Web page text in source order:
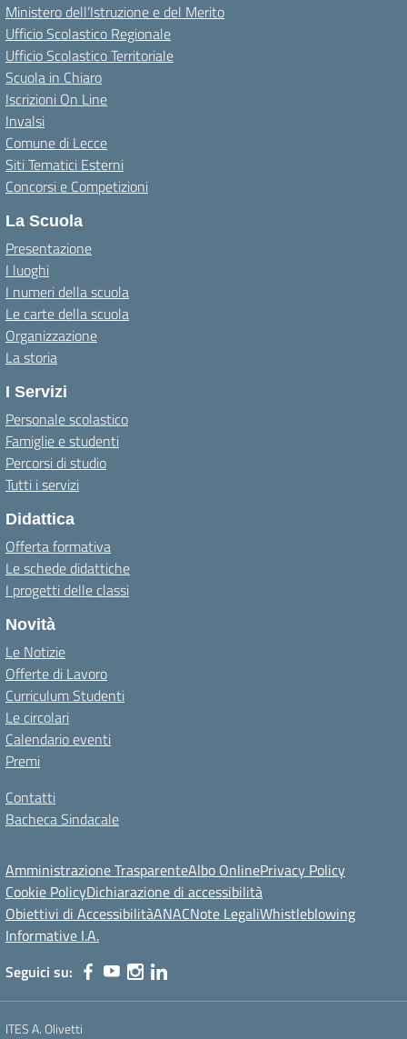
Ministero dell’Istruzione e del Merito
Ufficio Scolastico Regionale
Ufficio Scolastico Territoriale
Scuola in Chiaro
Iscrizioni On Line
Invalsi
Comune di Lecce
Siti Tematici Esterni
Concorsi e Competizioni
La Scuola
Presentazione
I luoghi
I numeri della scuola
Le carte della scuola
Organizzazione
La storia
I Servizi
Personale scolastico
Famiglie e studenti
Percorsi di studio
Tutti i servizi
Didattica
Offerta formativa
Le schede didattiche
I progetti delle classi
Novità
Le Notizie
Offerte di Lavoro
Curriculum Studenti
Le circolari
Calendario eventi
Premi
Contatti
Bacheca Sindacale
Amministrazione TrasparenteAlbo OnlinePrivacy Policy
Cookie PolicyDichiarazione di accessibilità
Obiettivi di AccessibilitàANACNote LegaliWhistleblowing
Informative I.A.
Seguici su:
ITES A. Olivetti